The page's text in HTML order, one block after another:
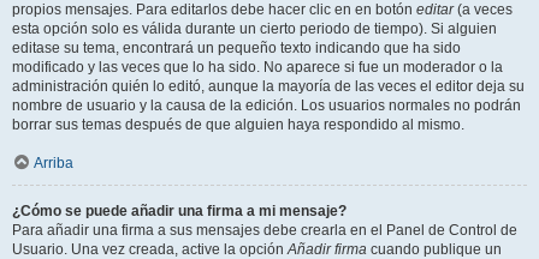
propios mensajes. Para editarlos debe hacer clic en en botón editar(a veces
esta opción solo es válida durante un cierto periodo de tiempo). Si alguien
editase su tema, encontrará un pequeño texto indicando que ha sido
modificado y las veces que lo ha sido. No aparece si fue un moderador o la
administración quién lo editó, aunque la mayoría de las veces el editor deja su
nombre de usuario y la causa de la edición. Los usuarios normales no podrán
borrar sus temas después de que alguien haya respondido al mismo.
Arriba
¿Cómo se puede añadir una firma a mi mensaje?
Para añadir una firma a sus mensajes debe crearla en el Panel de Control de
Usuario. Una vez creada, active la opciónAñadir firma cuando publique un